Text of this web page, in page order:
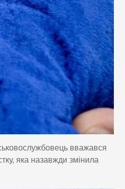
вважався
яка назавжди змінила